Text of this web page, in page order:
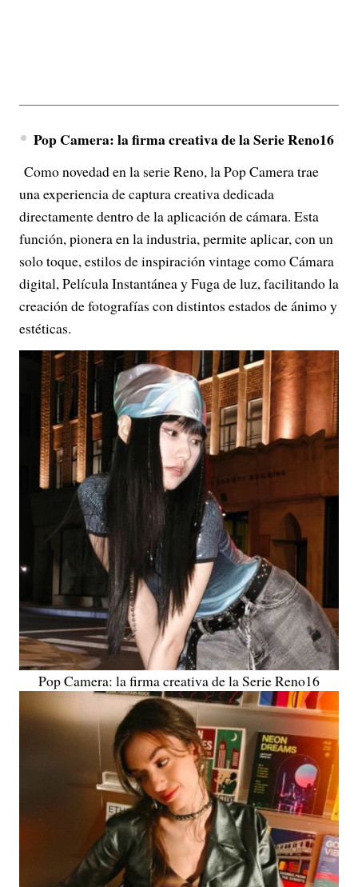
Pop Camera: la firma creativa de la Serie Reno16
Como novedad en la serie Reno, la Pop Camera trae
una experiencia de captura creativa dedicada
directamente dentro de la aplicación de cámara. Esta
función, pionera en la industria, permite aplicar, con un
solo toque, estilos de inspiración vintage como Cámara
digital, Película Instantánea y Fuga de luz, facilitando la
creación de fotografías con distintos estados de ánimo y
estéticas.
Pop Camera: la firma creativa de la Serie Reno16